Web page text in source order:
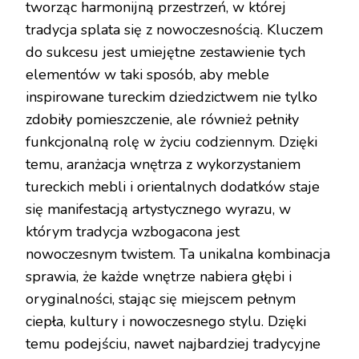
tworząc harmonijną przestrzeń, w której
tradycja splata się z nowoczesnością. Kluczem
do sukcesu jest umiejętne zestawienie tych
elementów w taki sposób, aby meble
inspirowane tureckim dziedzictwem nie tylko
zdobiły pomieszczenie, ale również pełniły
funkcjonalną rolę w życiu codziennym. Dzięki
temu, aranżacja wnętrza z wykorzystaniem
tureckich mebli i orientalnych dodatków staje
się manifestacją artystycznego wyrazu, w
którym tradycja wzbogacona jest
nowoczesnym twistem. Ta unikalna kombinacja
sprawia, że każde wnętrze nabiera głębi i
oryginalności, stając się miejscem pełnym
ciepła, kultury i nowoczesnego stylu. Dzięki
temu podejściu, nawet najbardziej tradycyjne